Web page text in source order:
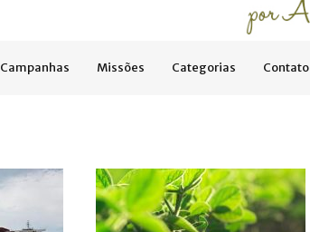
Campanhas Missões Categorias Contato